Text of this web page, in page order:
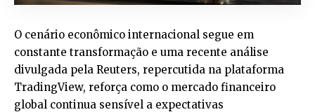
O cenário econômico internacional segue em
constante transformação e uma recente análise
divulgada pela Reuters, repercutida na plataforma
TradingView, reforça como o mercado financeiro
global continua sensível a expectativas